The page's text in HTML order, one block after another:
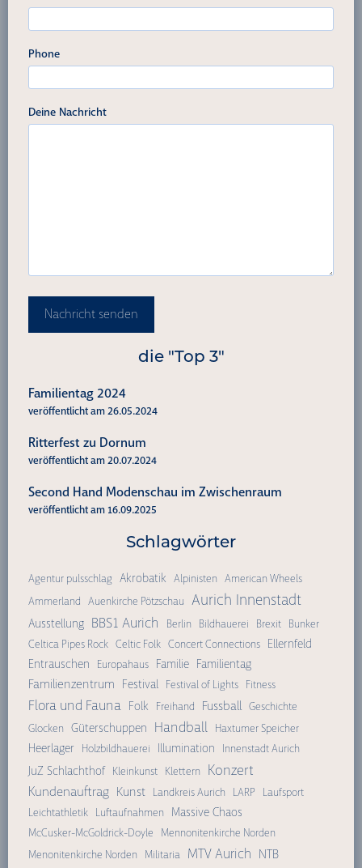
Phone
Deine Nachricht
Nachricht senden
die "Top 3"
Familientag 2024
veröffentlicht am 26.05.2024
Ritterfest zu Dornum
veröffentlicht am 20.07.2024
Second Hand Modenschau im Zwischenraum
veröffentlicht am 16.09.2025
Schlagwörter
Agentur pulsschlag Akrobatik Alpinisten American Wheels
Ammerland Auenkirche Pötzschau Aurich Innenstadt
Ausstellung BBS1 Aurich Berlin Bildhauerei Brexit Bunker
Celtica Pipes Rock Celtic Folk Concert Connections Ellernfeld
Entrauschen
Europahaus Familie Familientag
Familienzentrum Festival Festival of Lights Fitness
Flora und Fauna Folk Freihand Fussball Geschichte
Glocken Güterschuppen Handball Haxtumer Speicher
Heerlager Holzbildhauerei Illumination Innenstadt Aurich
JuZ Schlachthof Kleinkunst Klettern Konzert
Kundenauftrag Kunst Landkreis Aurich LARP Laufsport
Leichtathletik Luftaufnahmen Massive Chaos
McCusker-McGoldrick-Doyle
Mennonitenkirche Norden
Menonitenkirche Norden
Militaria MTV Aurich NTB